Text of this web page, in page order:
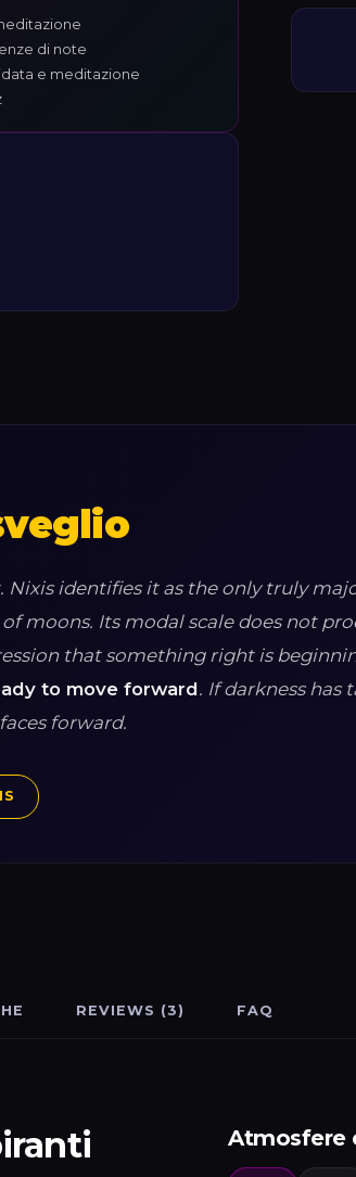
di note
e meditazione
Nixis identifies it as the only truly
moons. Its modal scale does not
that something right is
to move forward. If darkness has
forward.
REVIEWS (3) FAQ
Atmosfere